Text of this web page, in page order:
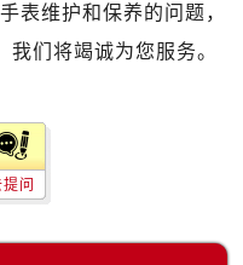
表维护和保养的问题，
们将竭诚为您服务。
问